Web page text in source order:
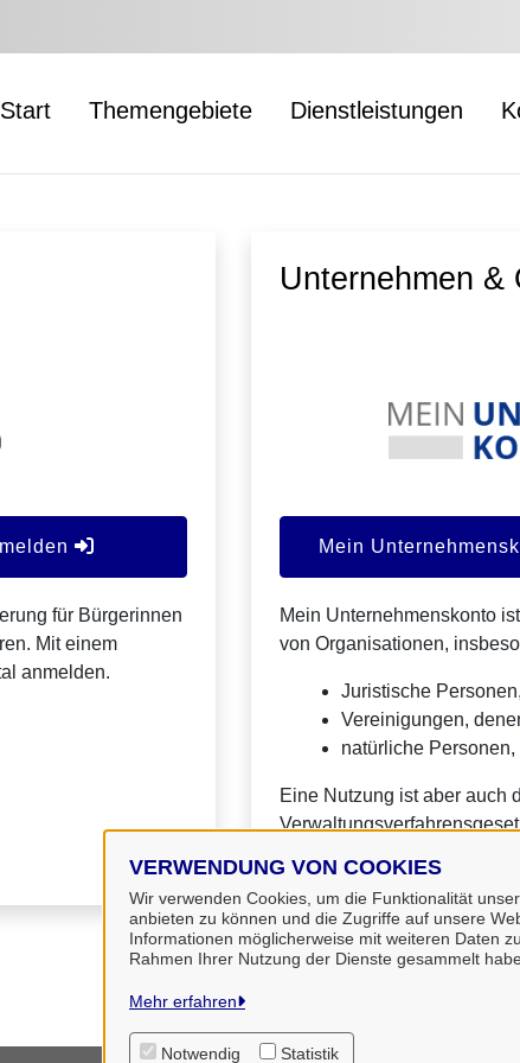
VERWENDUNG VON COOKIES
Wir verwenden Cookies, um die Funktionalität
anbieten zu können und die Zugriffe auf unsere
Informationen möglicherweise mit weiteren Daten
Rahmen Ihrer Nutzung der Dienste gesammelt
Mehr erfahren
Notwendig Statistik
Start Themengebiete Dienstleistungen
für Bürgerinnen
Mit einem
anmelden.
Unternehmen &
Mein
Mein Unternehmenskonto
von Organisationen,
Juristische Personen,
Vereinigungen,
natürliche
Eine Nutzung ist aber auch